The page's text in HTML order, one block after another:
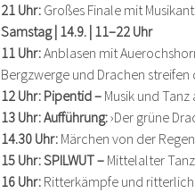
21 Uhr: Großes Finale mit
Samstag | 14.9. | 11–22 Uhr
11 Uhr: Anblasen mit
Bergzwerge und Drachen streifen
12 Uhr: Pipentid – Musik und
13 Uhr: Aufführung: ›Der grüne
14.30 Uhr: Märchen von der
15 Uhr: SPILWUT – Mittelalter
16 Uhr: Ritterkämpfe und